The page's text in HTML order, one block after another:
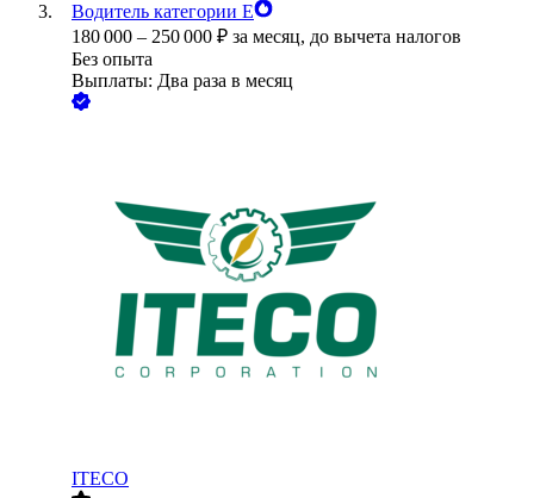
Водитель категории Е
180 000 – 250 000 ₽ за месяц, до вычета налогов
Без опыта
Выплаты: Два раза в месяц
ITECO